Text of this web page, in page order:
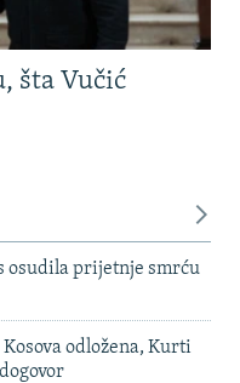
šta Vučić
osudila prijetnje smrću
odložena, Kurti